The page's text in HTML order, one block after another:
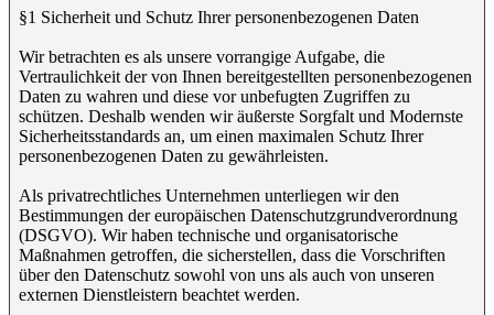
§1 Sicherheit und Schutz Ihrer personenbezogenen Daten
Wir betrachten es als unsere vorrangige Aufgabe, die
Vertraulichkeit der von Ihnen bereitgestellten personenbezogenen
Daten zu wahren und diese vor unbefugten Zugriffen zu
schützen. Deshalb wenden wir äußerste Sorgfalt und Modernste
Sicherheitsstandards an, um einen maximalen Schutz Ihrer
personenbezogenen Daten zu gewährleisten.
Als privatrechtliches Unternehmen unterliegen wir den
Bestimmungen der europäischen Datenschutzgrundverordnung
(DSGVO). Wir haben technische und organisatorische
Maßnahmen getroffen, die sicherstellen, dass die Vorschriften
über den Datenschutz sowohl von uns als auch von unseren
externen Dienstleistern beachtet werden.